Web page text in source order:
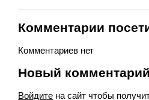
Комментарии
Комментариев нет
Новый
Войдите на сайт чтобы